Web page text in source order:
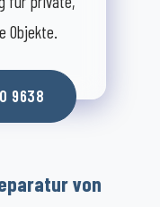
Objekte.
9638
von